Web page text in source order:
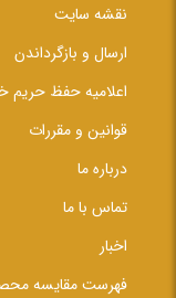
نقشه سایت
ارسال و بازگرداندن
اعلامیه حفظ
قوانین و مقررات
درباره ما
تماس با ما
اخبار
فهرست مقایسه